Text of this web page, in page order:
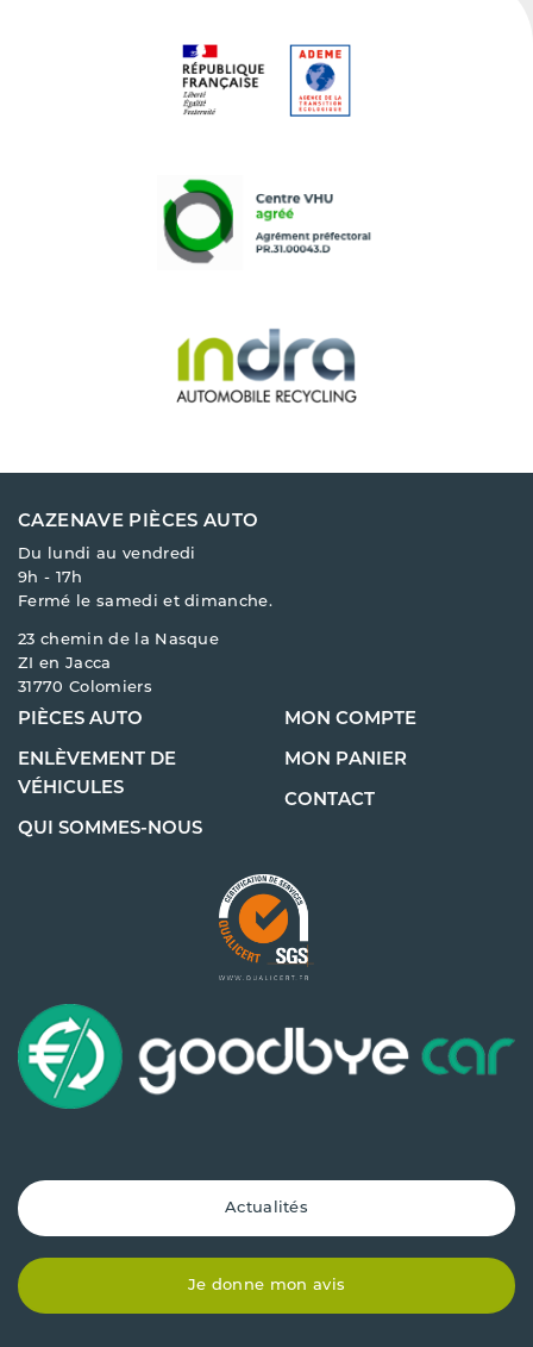
CAZENAVE PIÈCES AUTO
Du lundi au vendredi
9h - 17h
Fermé le samedi et dimanche.
23 chemin de la Nasque
ZI en Jacca
31770 Colomiers
PIÈCES AUTO
ENLÈVEMENT DE
VÉHICULES
QUI SOMMES-NOUS
MON COMPTE
MON PANIER
CONTACT
Actualités
Je donne mon avis